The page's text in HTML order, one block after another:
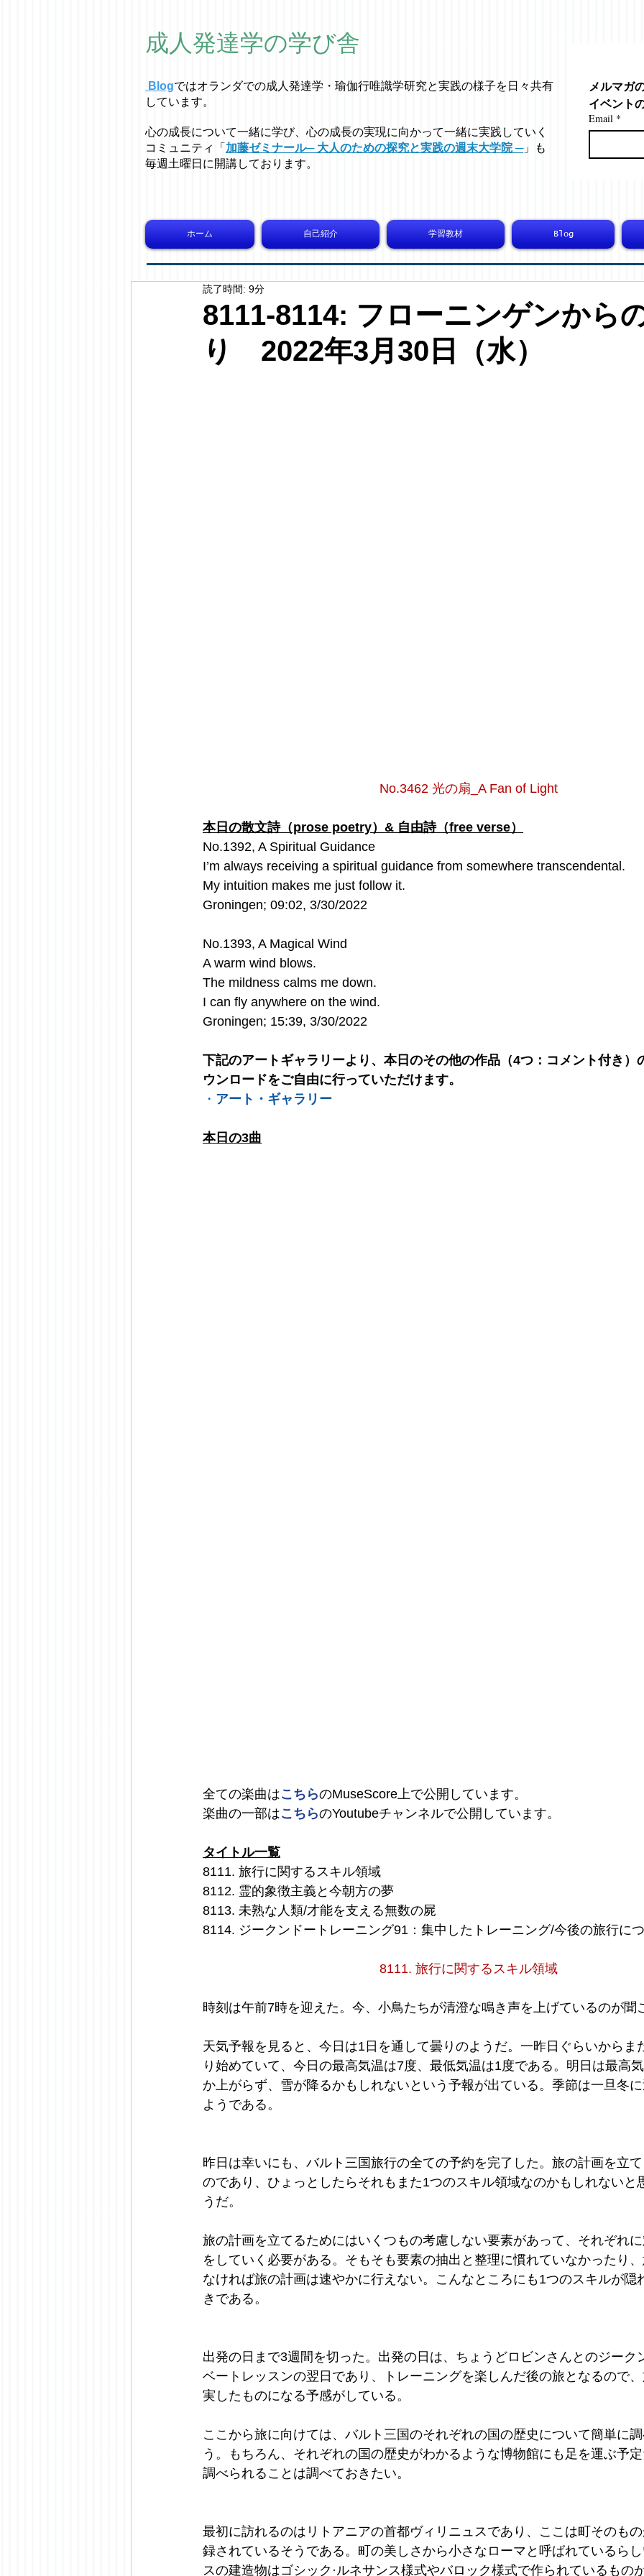
成人発達学の学び舎
Blogではオラ ンダでの成人発達学・ 瑜伽行唯識学研究と実践の様子を日々共有
しています。
心の成長について一緒に学び、心の成長の実現に向かって一緒に実践していく
コミュニティ「 加藤ゼミナール─ 大人のための探究と実践の週末大学院 ─」も
毎週土曜日に開講しております。
メルマガ
イベント
Email *
ホーム 自己紹介 学習教材 Blog
8111-8114: フローニンゲンから
り 2022年3月30日（水）
読了時間: 9分
No.3462 光の扇_A Fan of Light
本日の散文詩（prose poetry）& 自由詩（free verse）
No.1392, A Spiritual Guidance
I’m always receiving a spiritual guidance from somewhere transcendental.
My intuition makes me just follow it.
Groningen; 09:02, 3/30/2022
No.1393, A Magical Wind
A warm wind blows.
The mildness calms me down.
I can fly anywhere on the wind.
Groningen; 15:39, 3/30/2022
下記のアートギャラリーより、本日のその他の作品（4つ：コメント付き）
ウンロードをご自由に行っていただけます。
・ アート・ギャラリー
本日の3曲
全ての楽曲はこちらのMuseScore上で公開しています。
楽曲の一部はこちらのYoutubeチャンネルで公開しています。
タイトル一覧
8111. 旅行に関するスキル領域
8112. 霊的象徴主義と今朝方の夢
8113. 未熟な人類/才能を支える無数の屍
8114. ジークンドートレーニング91：集中したトレーニング/今後の旅行に
8111. 旅行に関するスキル領域
時刻は午前7時を迎えた。今、小鳥たちが清澄な鳴き声を上げているのが聞
天気予報を見ると、今日は1日を通して曇りのようだ。一昨日ぐらいからま
り始めていて、今日の最高気温は7度、最低気温は1度である。明日は最高
か上がらず、雪が降るかもしれないという予報が出ている。季節は一旦冬
ようである。
昨日は幸いにも、バルト三国旅行の全ての予約を完了した。旅の計画を立
のであり、ひょっとしたらそれもまた1つのスキル領域なのかもしれないと
うだ。
旅の計画を立てるためにはいくつもの考慮しない要素があって、それぞれ
をしていく必要がある。そもそも要素の抽出と整理に慣れていなかったり
なければ旅の計画は速やかに行えない。こんなところにも1つのスキルが隠
きである。
出発の日まで3週間を切った。出発の日は、ちょうどロビンさんとのジーク
ベートレッスンの翌日であり、トレーニングを楽しんだ後の旅となるので
実したものになる予感がしている。
ここから旅に向けては、バルト三国のそれぞれの国の歴史について簡単に
う。もちろん、それぞれの国の歴史がわかるような博物館にも足を運ぶ予
調べられることは調べておきたい。
最初に訪れるのはリトアニアの首都ヴィリニュスであり、ここは町そのも
録されているそうである。町の美しさから小さなローマと呼ばれているら
スの建造物はゴシック·ルネサンス様式やバロック様式で作られているもの